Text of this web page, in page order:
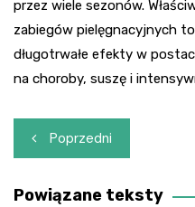
przez wiele sezonów.
zabiegów pielęgnacyjnych
długotrwałe efekty w
na choroby, suszę i
Nawigacja
wpisu
Poprzedni
Powiązane teksty